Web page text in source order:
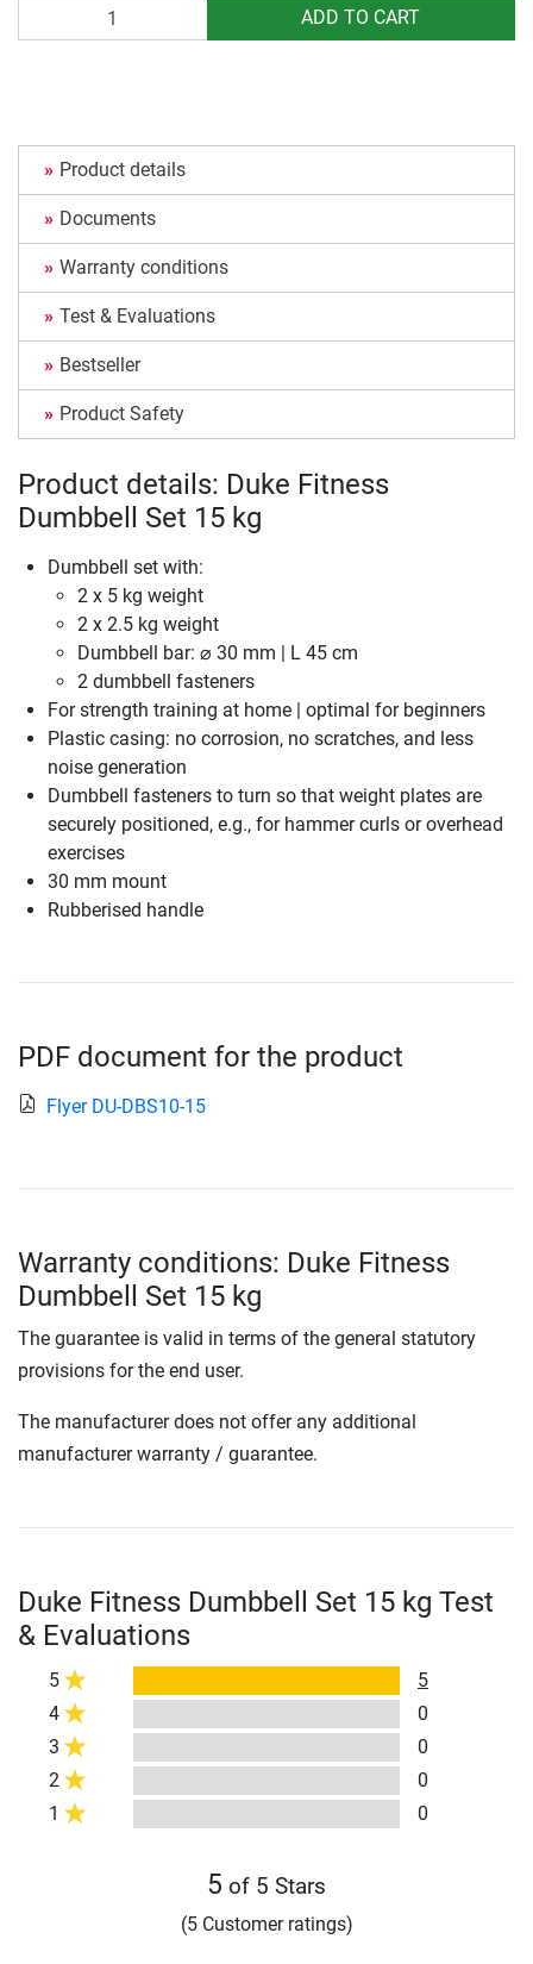
ADD TO CART
Product details
Documents
Warranty conditions
Test & Evaluations
Bestseller
Product Safety
Product details: Duke Fitness
Dumbbell Set 15 kg
Dumbbell set with:
2 x 5 kg weight
2 x 2.5 kg weight
Dumbbell bar: ⌀ 30 mm | L 45 cm
2 dumbbell fasteners
For strength training at home | optimal for beginners
Plastic casing: no corrosion, no scratches, and less
noise generation
Dumbbell fasteners to turn so that weight plates are
securely positioned, e.g., for hammer curls or overhead
exercises
30 mm mount
Rubberised handle
PDF document for the product
Flyer DU-DBS10-15
Warranty conditions: Duke Fitness
Dumbbell Set 15 kg
The guarantee is valid in terms of the general statutory
provisions for the end user.
The manufacturer does not offer any additional
manufacturer warranty / guarantee.
Duke Fitness Dumbbell Set 15 kg Test
& Evaluations
5
5
4
0
3
0
2
0
1
0
5 of 5 Stars
(5 Customer ratings)